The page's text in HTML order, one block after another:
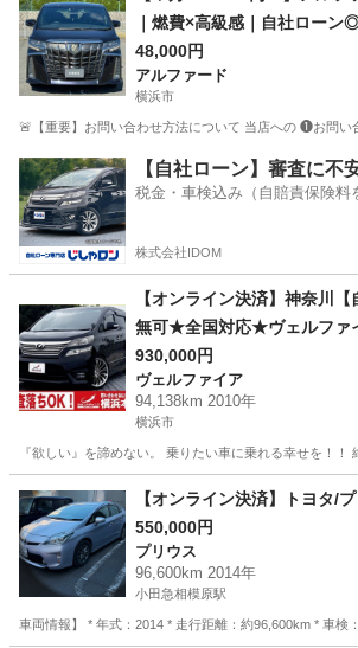
｜燃費×高級感｜自社ローン
48,000円
アルファード
横浜市
🚨【重要】お問い合わせ方法について 当店への ❶お問
神奈川 横浜市 アルファード 車両
【自社ローン】審査に不
税金・車検込み（自賠責保険料
株式会社IDOM
【オンライン決済】神奈川
無可★全国対応★ヴェルファ
セレクション】 Bluetooth/社
ルーフ/ALPINEナビ/フリップ
ー調シートカバー/後席オット
930,000円
ヴェルファイア
94,138km 2010年
横浜市
『欲しい』を諦めない。 乗りたい車に乗れる幸せを！
神奈川 横浜市 ヴェルファイア
【オンライン決済】トヨタ/
550,000円
プリウス
96,600km 2014年
小田急相模原駅
車両情報】 * 年式：2014 * 走行距離：約96,600km * 車